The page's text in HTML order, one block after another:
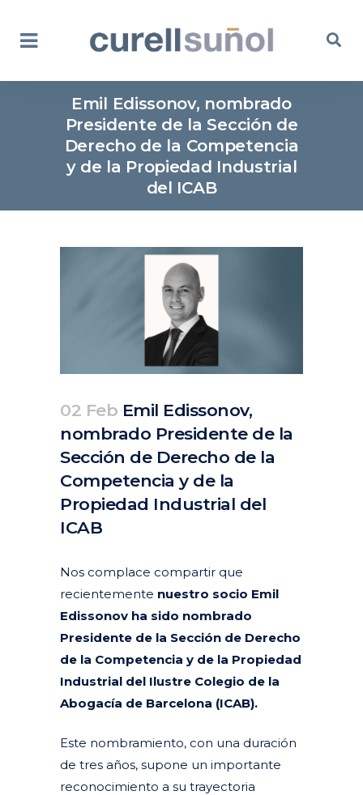
Emil Edissonov, nombrado
Presidente de la Sección de
Derecho de la Competencia
y de la Propiedad Industrial
del ICAB
02 Feb Emil Edissonov,
nombrado Presidente de la
Sección de Derecho de la
Competencia y de la
Propiedad Industrial del
ICAB
Nos complace compartir que
recientemente nuestro socio Emil
Edissonov ha sido nombrado
Presidente de la Sección de Derecho
de la Competencia y de la Propiedad
Industrial del Ilustre Colegio de la
Abogacía de Barcelona (ICAB).
Este nombramiento, con una duración
de tres años, supone un importante
reconocimiento a su trayectoria